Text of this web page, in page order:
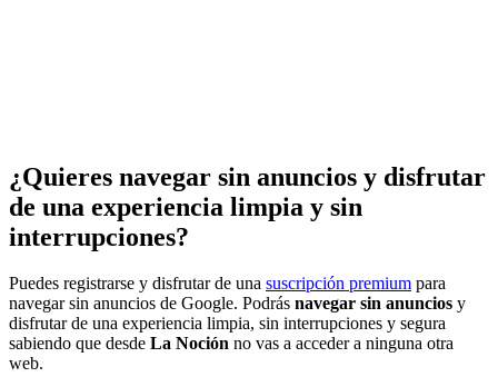
¿Quieres navegar sin anuncios y disfrutar
de una experiencia limpia y sin
interrupciones?
Puedes registrarse y disfrutar de una suscripción premium para
navegar sin anuncios de Google. Podrás navegar sin anuncios y
disfrutar de una experiencia limpia, sin interrupciones y segura
sabiendo que desde La Noción no vas a acceder a ninguna otra
web.